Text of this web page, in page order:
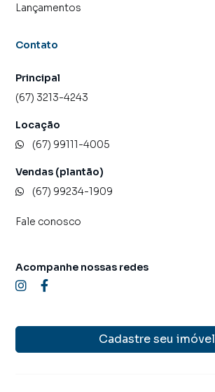
Lançamentos
Contato
Principal
(67) 3213-4243
Locação
(67) 99111-4005
Vendas (plantão)
(67) 99234-1909
Fale conosco
Cadastre seu imóvel
Acompanhe nossas redes